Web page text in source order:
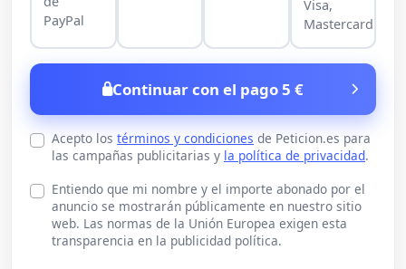
PayPal
Visa,
Mastercard
Continuar con el pago 5 €
Acepto los términos y condiciones de Peticion.es para
las campañas publicitarias y la política de privacidad.
Entiendo que mi nombre y el importe abonado por el
anuncio se mostrarán públicamente en nuestro sitio
web. Las normas de la Unión Europea exigen esta
transparencia en la publicidad política.